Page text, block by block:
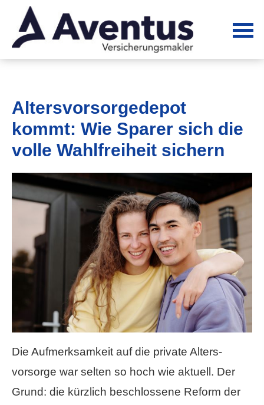
Alters­vorsorge­depot
kommt: Wie Sparer sich die
volle Wahlfreiheit sichern
Die Aufmerksamkeit auf die private Alters­
vorsorge war selten so hoch wie aktuell. Der
Grund: die kürzlich beschlossene Reform der